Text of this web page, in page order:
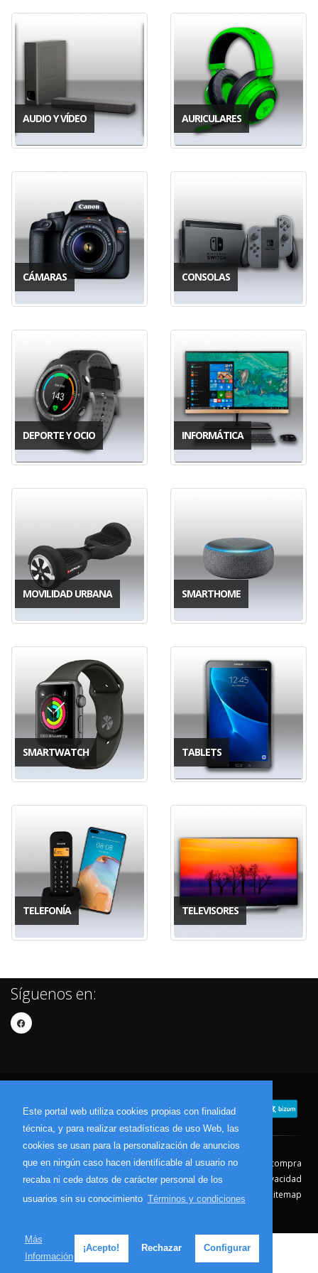
Este portal web utiliza cookies propias con finalidad
técnica, y para realizar estadísticas de uso Web, las
cookies se usan para la personalización de anuncios
que en ningún caso hacen identificable al usuario no
recaba ni cede datos de carácter personal de los
usuarios sin su conocimiento Términos y condiciones
Más
Información
¡Acepto! Rechazar Configurar
AUDIO Y VÍDEO AURICULARES
CÁMARAS CONSOLAS
DEPORTE Y OCIO INFORMÁTICA
MOVILIDAD URBANA SMARTHOME
SMARTWATCH TABLETS
TELEFONÍA TELEVISORES
Síguenos en:
Contacto Aviso Legal
Condiciones de compra
Política de envíos
Política de devolución
Política de Privacidad
Política de Cookies
Sitemap